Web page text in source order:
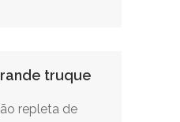
truque
repleta de